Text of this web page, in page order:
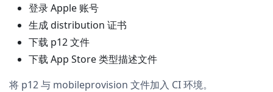
登录 Apple 账号
生成 distribution 证书
下载 p12 文件
下载 App Store 类型描述文件
将 p12 与 mobileprovision 文件加入 CI 环境。